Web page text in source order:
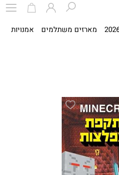
מארזים משתלמים אמנויות